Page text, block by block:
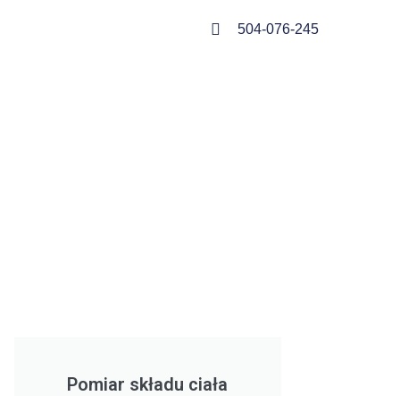
504-076-245
Pomiar składu ciała